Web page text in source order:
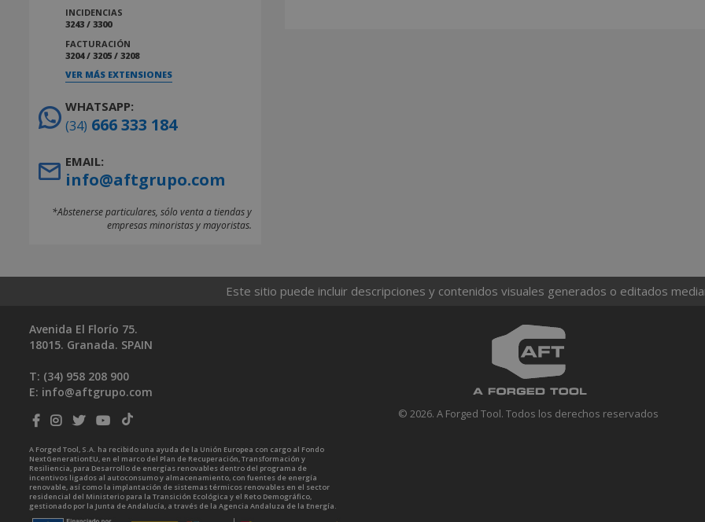
INCIDENCIAS
3243 / 3300
FACTURACIÓN
3204 / 3205 / 3208
VER MÁS EXTENSIONES
WHATSAPP:
(34) 666 333 184
EMAIL:
info@aftgrupo.com
*Abstenerse particulares, sólo venta a tiendas y
empresas minoristas y mayoristas.
Este sitio puede incluir descripciones y contenidos visuales generados o editados
© 2026. A Forged Tool. Todos los derechos reservados
Avenida El Florío 75.
18015. Granada. SPAIN
T: (34) 958 208 900
E: info@aftgrupo.com
A Forged Tool, S.A. ha recibido una ayuda de la Unión Europea con cargo al Fondo
NextGenerationEU, en el marco del Plan de Recuperación, Transformación y
Resiliencia, para Desarrollo de energías renovables dentro del programa de
incentivos ligados al autoconsumo y almacenamiento, con fuentes de energía
renovable, así como la implantación de sistemas térmicos renovables en el sector
residencial del Ministerio para la Transición Ecológica y el Reto Demográfico,
gestionado por la Junta de Andalucía, a través de la Agencia Andaluza de la Energía.